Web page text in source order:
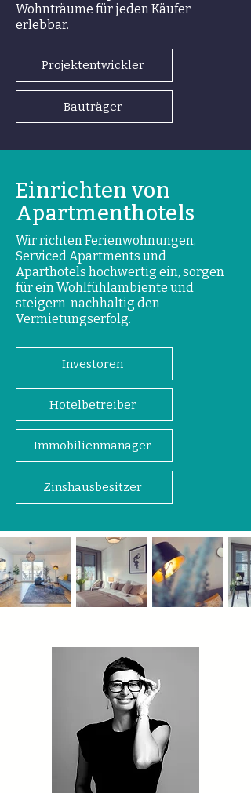
Wohnträume für jeden Käufer
erlebbar.
Projektentwickler
Bauträger
Einrichten von
Apartmenthotels
Wir richten Ferienwohnungen,
Serviced Apartments und
Aparthotels hochwertig ein, sorgen
für ein Wohlfühlambiente und
steigern nachhaltig den
Vermietungserfolg.
Investoren
Hotelbetreiber
Immobilienmanager
Zinshausbesitzer